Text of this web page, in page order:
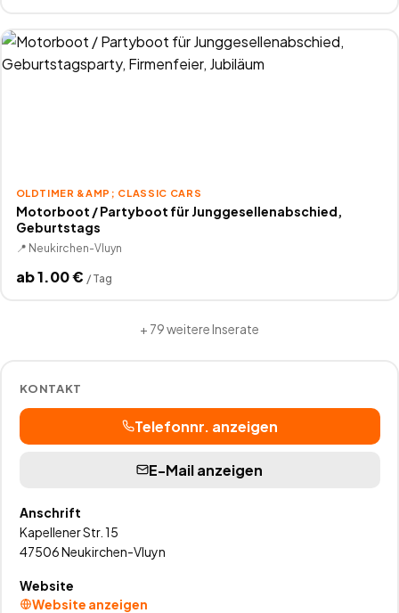
OLDTIMER &AMP; CLASSIC CARS
Motorboot / Partyboot für Junggesellenabschied,
Geburtstags
📍 Neukirchen-Vluyn
ab1.00€ / Tag
+ 79weitere Inserate
KONTAKT
Telefonnr. anzeigen
E-Mail anzeigen
Anschrift
Kapellener Str. 15
47506Neukirchen-Vluyn
Website
Website anzeigen